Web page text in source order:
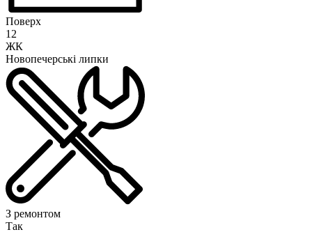
Поверх
12
ЖК
Новопечерські липки
З ремонтом
Так